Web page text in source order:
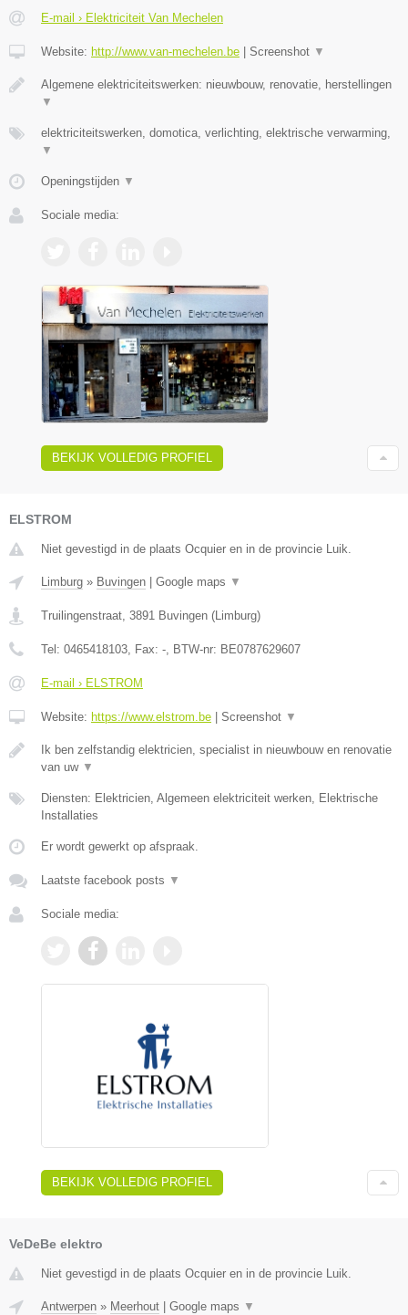
E-mail › Elektriciteit Van Mechelen
Website: http://www.van-mechelen.be Screenshot ▼
Algemene elektriciteitswerken: nieuwbouw, renovatie, herstellingen
▼
elektriciteitswerken, domotica, verlichting, elektrische verwarming,
▼
Openingstijden ▼
Sociale media:
BEKIJK VOLLEDIG PROFIEL
ELSTROM
Niet gevestigd in de plaats Ocquier en in de provincie Luik.
Limburg » Buvingen Google maps ▼
Truilingenstraat 3891 Buvingen ( Limburg)
Tel: 0465418103 , Fax: - , BTW-nr: BE0787629607
E-mail › ELSTROM
Website: https://www.elstrom.be Screenshot ▼
Ik ben zelfstandig elektricien, specialist in nieuwbouw en renovatie
van uw ▼
Diensten: Elektricien, Algemeen elektriciteit werken, Elektrische
Installaties
Er wordt gewerkt op afspraak.
Laatste facebook posts ▼
Sociale media:
BEKIJK VOLLEDIG PROFIEL
VeDeBe elektro
Niet gevestigd in de plaats Ocquier en in de provincie Luik.
Antwerpen » Meerhout | Google maps ▼